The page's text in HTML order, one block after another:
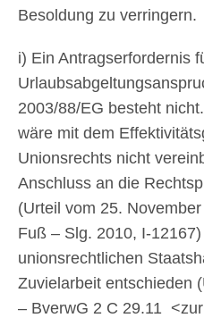
Besoldung zu verringern.
i) Ein Antragserfordernis
2003/88/EG besteht
wäre mit dem
Unionsrechts nicht
Anschluss an die
(Urteil vom 25.
Fuß – Slg. 2010, I-
unionsrechtlichen
Zuvielarbeit entschieden
– BverwG 2 C 29.11